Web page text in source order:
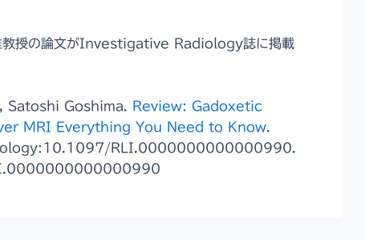
教授の論文がInvestigative Radiology誌に掲載
Goshima.
Review: Gadoxetic
MRI Everything You Need to Know
RLI.0000000000000990.